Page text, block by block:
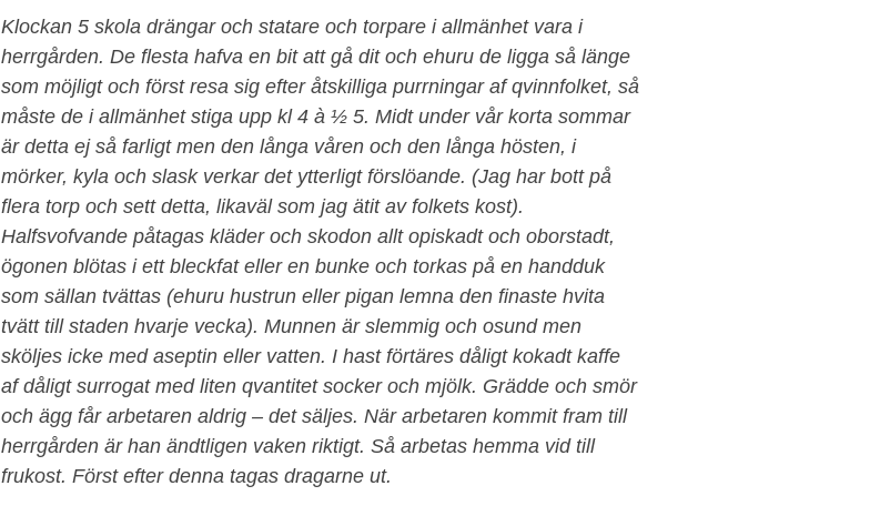
Klockan 5 skola drängar och statare och torpare i allmänhet vara i
herrgården. De flesta hafva en bit att gå dit och ehuru de ligga så länge
som möjligt och först resa sig efter åtskilliga purrningar af qvinnfolket, så
måste de i allmänhet stiga upp kl 4 à ½ 5. Midt under vår korta sommar
är detta ej så farligt men den långa våren och den långa hösten, i
mörker, kyla och slask verkar det ytterligt förslöande. (Jag har bott på
flera torp och sett detta, likaväl som jag ätit av folkets kost).
Halfsvofvande påtagas kläder och skodon allt opiskadt och oborstadt,
ögonen blötas i ett bleckfat eller en bunke och torkas på en handduk
som sällan tvättas (ehuru hustrun eller pigan lemna den finaste hvita
tvätt till staden hvarje vecka). Munnen är slemmig och osund men
sköljes icke med aseptin eller vatten. I hast förtäres dåligt kokadt kaffe
af dåligt surrogat med liten qvantitet socker och mjölk. Grädde och smör
och ägg får arbetaren aldrig – det säljes. När arbetaren kommit fram till
herrgården är han ändtligen vaken riktigt. Så arbetas hemma vid till
frukost. Först efter denna tagas dragarne ut.